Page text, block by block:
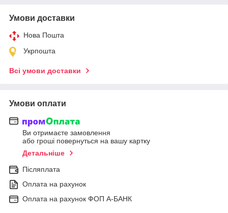
Умови доставки
Нова Пошта
Укрпошта
Всі умови доставки
Умови оплати
Ви отримаєте замовлення
або гроші повернуться на вашу картку
Детальніше
Післяплата
Оплата на рахунок
Оплата на рахунок ФОП А-БАНК